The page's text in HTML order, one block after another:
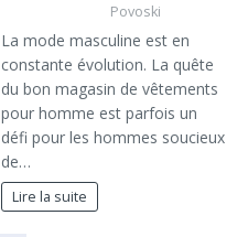
Povoski
La mode masculine est en
constante évolution. La quête
du bon magasin de vêtements
pour homme est parfois un
défi pour les hommes soucieux
de…
Lire la suite